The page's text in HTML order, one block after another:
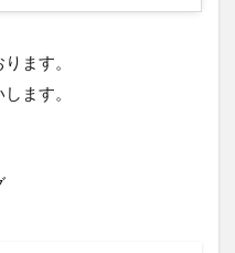
ます。
ます。